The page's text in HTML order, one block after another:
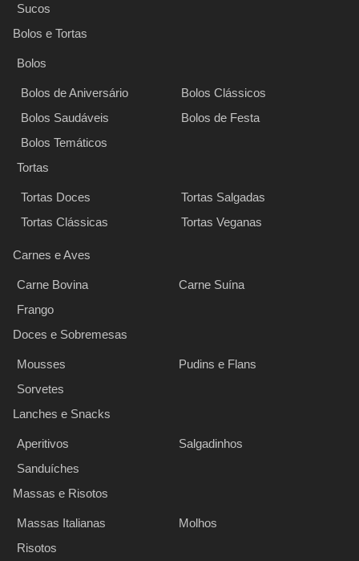
Sucos
Bolos e Tortas
Bolos
Bolos de Aniversário
Bolos Clássicos
Bolos Saudáveis
Bolos de Festa
Bolos Temáticos
Tortas
Tortas Doces
Tortas Salgadas
Tortas Clássicas
Tortas Veganas
Carnes e Aves
Carne Bovina
Carne Suína
Frango
Doces e Sobremesas
Mousses
Pudins e Flans
Sorvetes
Lanches e Snacks
Aperitivos
Salgadinhos
Sanduíches
Massas e Risotos
Massas Italianas
Molhos
Risotos